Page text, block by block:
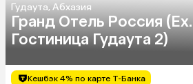
Гудаута, Абхазия
Гранд Отель Россия (Ex.
Гостиница Гудаута 2)
Кешбэк 4% по карте Т-Банка